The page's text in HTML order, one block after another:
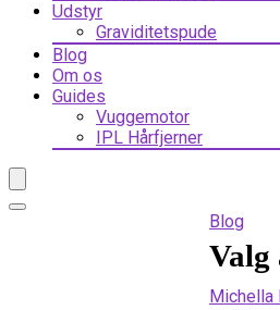
Udstyr
Graviditetspude
Blog
Om os
Guides
Vuggemotor
IPL Hårfjerner
Blog
Valg
Michella